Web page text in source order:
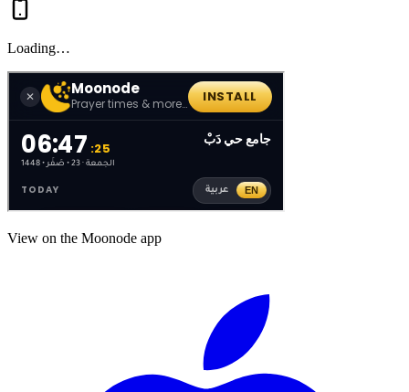
Loading…
View on the Moonode app